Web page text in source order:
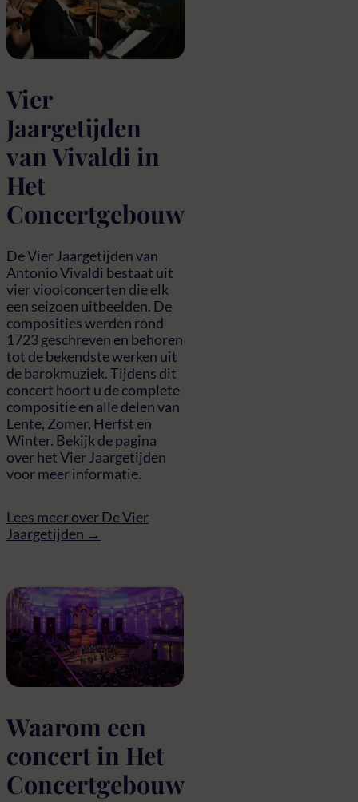
Vier
Jaargetijden
van Vivaldi in
Het
Concertgebouw
De Vier Jaargetijden van
Antonio Vivaldi bestaat uit
vier vioolconcerten die elk
een seizoen uitbeelden. De
composities werden rond
1723 geschreven en behoren
tot de bekendste werken uit
de barokmuziek. Tijdens dit
concert hoort u de complete
compositie en alle delen van
Lente, Zomer, Herfst en
Winter. Bekijk de pagina
over het Vier Jaargetijden
voor meer informatie.
Lees meer over De Vier
Jaargetijden →
Waarom een
concert in Het
Concertgebouw